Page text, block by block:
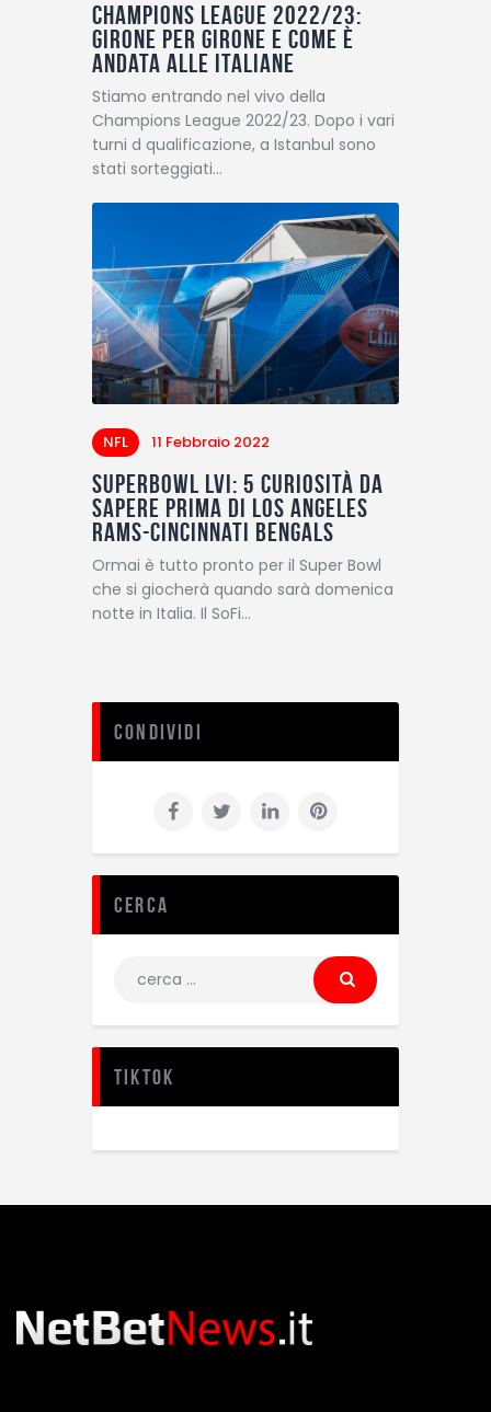
Champions League 2022/23:
Girone per girone e come è
andata alle italiane
Stiamo entrando nel vivo della
Champions League 2022/23. Dopo i vari
turni d qualificazione, a Istanbul sono
stati sorteggiati…
NFL 11 Febbraio 2022
Superbowl LVI: 5 curiosità da
sapere prima di Los Angeles
Rams-Cincinnati Bengals
Ormai è tutto pronto per il Super Bowl
che si giocherà quando sarà domenica
notte in Italia. Il SoFi…
Condividi
Cerca
TikTok